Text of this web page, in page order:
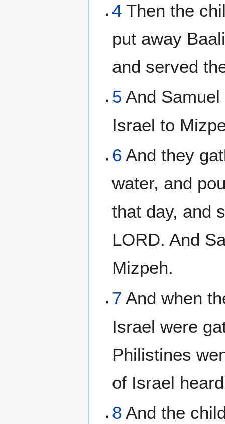
4 Then the
put away
and served
5 And
Israel to
6 And they
water, and
that day, and
LORD. And
Mizpeh.
7 And when
Israel were
Philistines
of Israel
8 And the